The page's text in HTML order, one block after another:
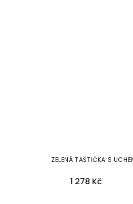
ZELENÁ TAŠTIČKA S
1 278 Kč